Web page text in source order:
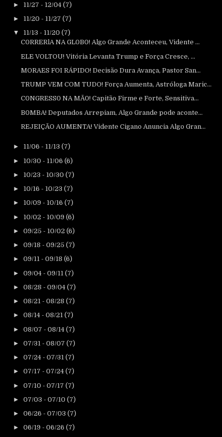
► 11/27 - 12/04 (7)
► 11/20 - 11/27 (7)
▼ 11/13 - 11/20 (7)
C0RRERlA NA GL0B0! Algo Grande Aconteceu, Vidente ...
ELE VOLTOU! Vitória Levanta Trump e Força Cresce, ...
MORAES FOI RÁPIDO! Decisão Dura Avança, Pastor San...
TRUMP VEM COM TUDO! Força Aumenta, Astróloga Maric...
C0NGRESS0 NA MÃ0! Capitão Firme e Forte, Sensitiva...
B0MBA! Deputados Arrepiam, Algo Grande pode aconte...
REJEIÇÃO AUMENTA! Vidente Cigano Anuncia Algo Gran...
► 11/06 - 11/13 (7)
► 10/30 - 11/06 (6)
► 10/23 - 10/30 (7)
► 10/16 - 10/23 (7)
► 10/09 - 10/16 (7)
► 10/02 - 10/09 (6)
► 09/25 - 10/02 (6)
► 09/18 - 09/25 (7)
► 09/11 - 09/18 (6)
► 09/04 - 09/11 (7)
► 08/28 - 09/04 (7)
► 08/21 - 08/28 (7)
► 08/14 - 08/21 (7)
► 08/07 - 08/14 (7)
► 07/31 - 08/07 (7)
► 07/24 - 07/31 (7)
► 07/17 - 07/24 (7)
► 07/10 - 07/17 (7)
► 07/03 - 07/10 (7)
► 06/26 - 07/03 (7)
► 06/19 - 06/26 (7)